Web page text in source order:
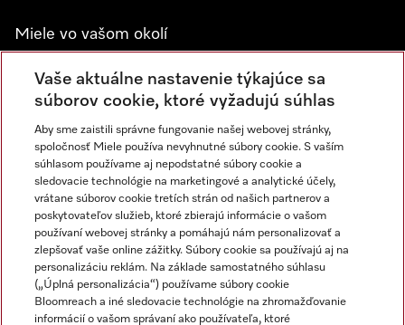
Miele vo vašom okolí
Spoznajte predajne Miele
Newsletter
Miele na Instagrame
Miele na YouTube
Vaše aktuálne nastavenie týkajúce sa
súborov cookie, ktoré vyžadujú súhlas
Aby sme zaistili správne fungovanie našej webovej stránky,
spoločnosť Miele používa nevyhnutné súbory cookie. S vaším
súhlasom používame aj nepodstatné súbory cookie a
sledovacie technológie na marketingové a analytické účely,
vrátane súborov cookie tretích strán od našich partnerov a
poskytovateľov služieb, ktoré zbierajú informácie o vašom
používaní webovej stránky a pomáhajú nám personalizovať a
zlepšovať vaše online zážitky. Súbory cookie sa používajú aj na
personalizáciu reklám. Na základe samostatného súhlasu
(„Úplná personalizácia“) používame súbory cookie
Bloomreach a iné sledovacie technológie na zhromažďovanie
informácií o vašom správaní ako používateľa, ktoré